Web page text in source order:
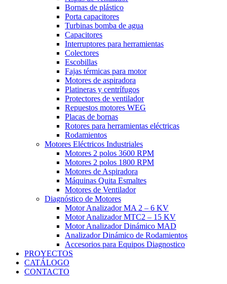
Bornas de plástico
Porta capacitores
Turbinas bomba de agua
Capacitores
Interruptores para herramientas
Colectores
Escobillas
Fajas térmicas para motor
Motores de aspiradora
Platineras y centrífugos
Protectores de ventilador
Repuestos motores WEG
Placas de bornas
Rotores para herramientas eléctricas
Rodamientos
Motores Eléctricos Industriales
Motores 2 polos 3600 RPM
Motores 2 polos 1800 RPM
Motores de Aspiradora
Máquinas Quita Esmaltes
Motores de Ventilador
Diagnóstico de Motores
Motor Analizador MA 2 – 6 KV
Motor Analizador MTC2 – 15 KV
Motor Analizador Dinámico MAD
Analizador Dinámico de Rodamientos
Accesorios para Equipos Diagnostico
PROYECTOS
CATÁLOGO
CONTACTO